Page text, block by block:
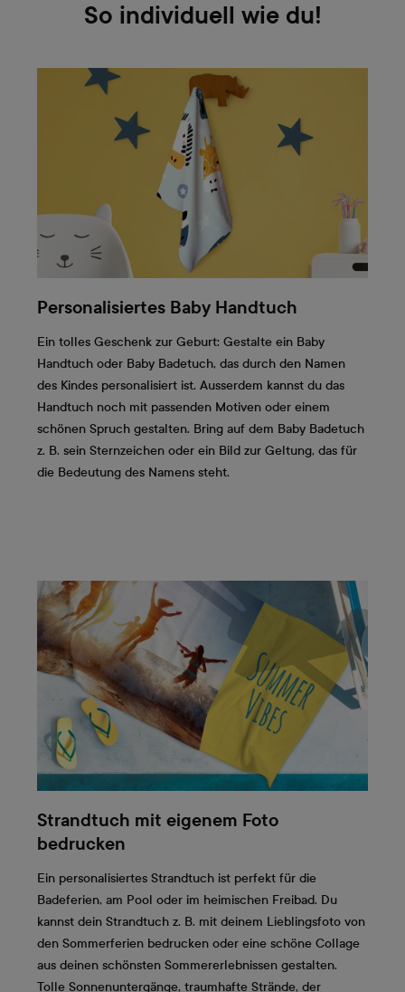
So individuell wie du!
Personalisiertes Baby Handtuch
Ein tolles Geschenk zur Geburt: Gestalte ein Baby
Handtuch oder Baby Badetuch, das durch den Namen
des Kindes personalisiert ist. Ausserdem kannst du das
Handtuch noch mit passenden Motiven oder einem
schönen Spruch gestalten. Bring auf dem Baby Badetuch
z. B. sein Sternzeichen oder ein Bild zur Geltung, das für
die Bedeutung des Namens steht.
Strandtuch mit eigenem Foto
bedrucken
Ein personalisiertes Strandtuch ist perfekt für die
Badeferien, am Pool oder im heimischen Freibad. Du
kannst dein Strandtuch z. B. mit deinem Lieblingsfoto von
den Sommerferien bedrucken oder eine schöne Collage
aus deinen schönsten Sommererlebnissen gestalten.
Tolle Sonnenuntergänge, traumhafte Strände, der